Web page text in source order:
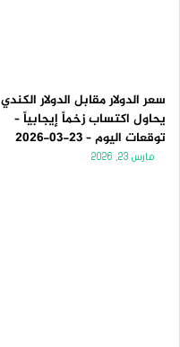
سعر الدولار مقابل الدولار الكندي
يحاول اكتساب زخماً إيجابياً –
توقعات اليوم – 23-03-2026
مارس 23, 2026